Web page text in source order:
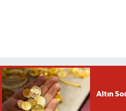
Altın